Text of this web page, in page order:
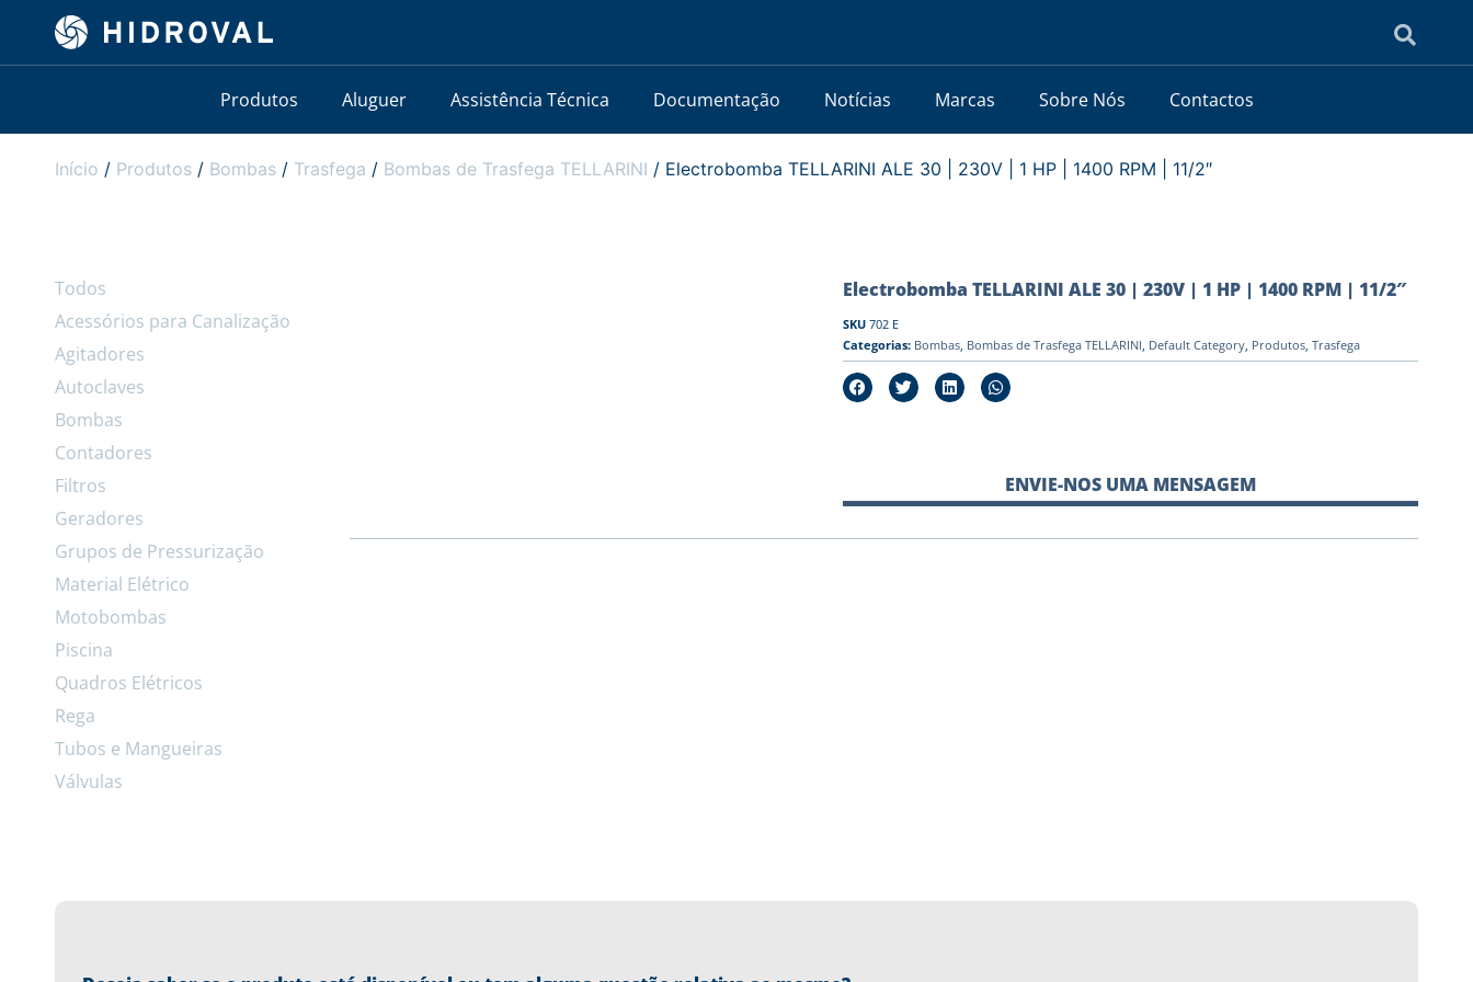
Produtos Aluguer Assistência Técnica Documentação Notícias Marcas Sobre Nós Contactos
Início / Produtos / Bombas / Trasfega / Bombas de Trasfega TELLARINI / Electrobomba TELLARINI ALE 30 | 230V | 1 HP | 1400 RPM | 11/2″
Todos
Acessórios para Canalização
Agitadores
Autoclaves
Bombas
Contadores
Filtros
Geradores
Grupos de Pressurização
Material Elétrico
Motobombas
Piscina
Quadros Elétricos
Rega
Tubos e Mangueiras
Válvulas
Electrobomba TELLARINI ALE 30 | 230V | 1 HP | 1400 RPM | 11/2″
SKU 702 E
Categorias: Bombas, Bombas de Trasfega TELLARINI Default Category, Produtos, Trasfega
ENVIE-NOS UMA MENSAGEM